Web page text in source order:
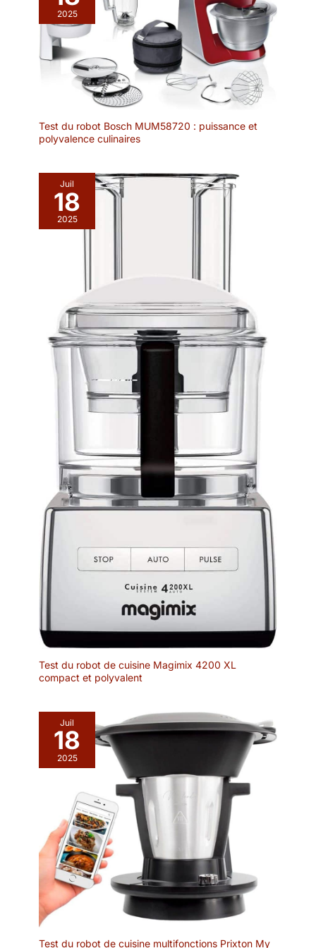
2025
Test du robot Bosch MUM58720 : puissance et
polyvalence culinaires
Juil
18
2025
Test du robot de cuisine Magimix 4200 XL
compact et polyvalent
Juil
18
2025
Test du robot de cuisine multifonctions Prixton My